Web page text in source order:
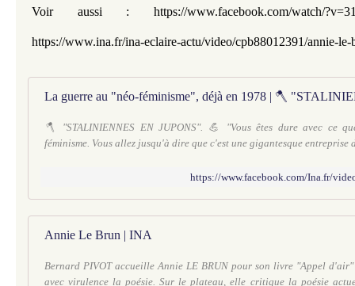
Voir aussi : https://www.facebook.com/watch/
https://www.ina.fr/ina-eclaire-actu/video/cpb88012391/annie-le-
🪓 "STALINIENNES EN JUPONS". 💪 "Vous êtes dure avec ce
féminisme. Vous allez jusqu'à dire que c'est une gigantesque entreprise
https://www.facebook.com/Ina.fr/
Annie Le Brun | INA
Bernard PIVOT accueille Annie LE BRUN pour son livre "Appel
avec virulence la poésie. Sur le plateau, elle critique la poésie